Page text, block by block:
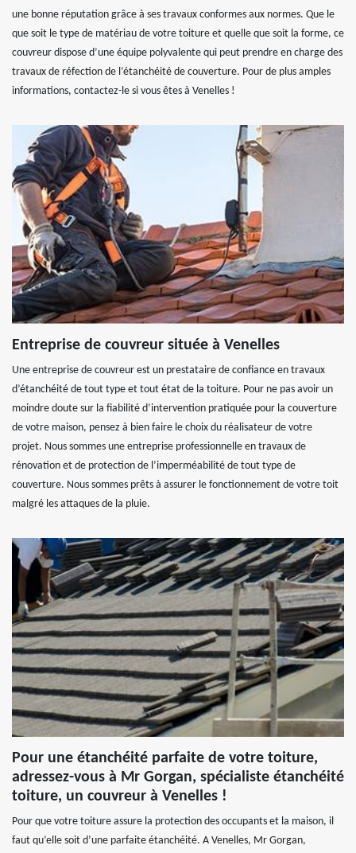
une bonne réputation grâce à ses travaux conformes aux normes. Que le
que soit le type de matériau de votre toiture et quelle que soit la forme, ce
couvreur dispose d’une équipe polyvalente qui peut prendre en charge des
travaux de réfection de l’étanchéité de couverture. Pour de plus amples
informations, contactez-le si vous êtes à Venelles !
Entreprise de couvreur située à Venelles
Une entreprise de couvreur est un prestataire de confiance en travaux
d’étanchéité de tout type et tout état de la toiture. Pour ne pas avoir un
moindre doute sur la fiabilité d’intervention pratiquée pour la couverture
de votre maison, pensez à bien faire le choix du réalisateur de votre
projet. Nous sommes une entreprise professionnelle en travaux de
rénovation et de protection de l’imperméabilité de tout type de
couverture. Nous sommes prêts à assurer le fonctionnement de votre toit
malgré les attaques de la pluie.
Pour une étanchéité parfaite de votre toiture,
adressez-vous à Mr Gorgan, spécialiste étanchéité
toiture, un couvreur à Venelles !
Pour que votre toiture assure la protection des occupants et la maison, il
faut qu’elle soit d’une parfaite étanchéité. A Venelles, Mr Gorgan,